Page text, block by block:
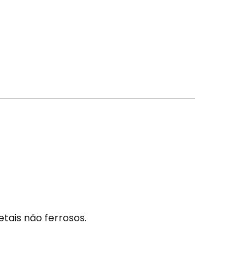
não ferrosos.